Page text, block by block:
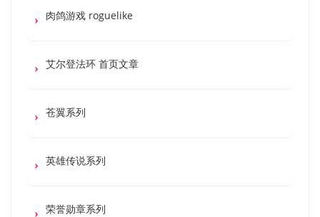
肉鸽游戏 roguelike
艾尔登法环 首页文章
苍翼系列
英雄传说系列
荣誉勋章系列